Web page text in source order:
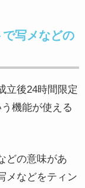
写メなどの
立後24時間限定
機能が使える
どの意味があ
メなどをティン